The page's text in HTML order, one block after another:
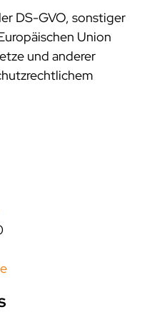
DS-GVO, sonstiger
Union
und anderer